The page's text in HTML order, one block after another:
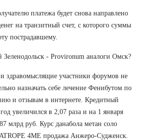
платежа будет снова направлено
на транзитный счет, с которого суммы
пострадавшему.
Зеленодольск - Provironum аналоги Омск?
здравомыслящие участники форумов не
назначать себе лечение Фенибутом по
и отзывам в интернете. Кредитный
увеличился в 2,07 раза и на 1 января
млрд руб. Курс данабола метан соло
4ME продажа Анжеро-Судженск.